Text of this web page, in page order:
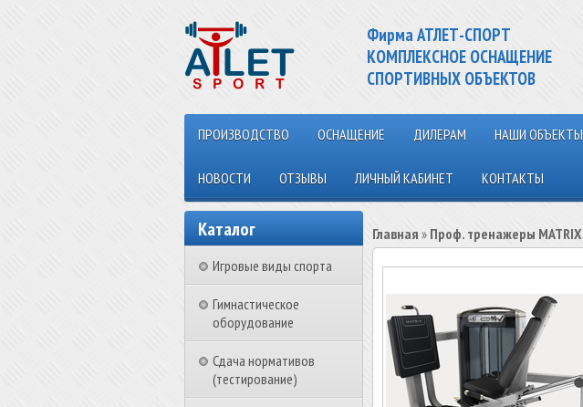
Фирма АТЛЕТ-СПОРТ
КОМПЛЕКСНОЕ ОСНАЩЕНИЕ
СПОРТИВНЫХ ОБЪЕКТОВ
ПРОИЗВОДСТВО ОСНАЩЕНИЕ ДИЛЕРАМ НАШИ ОБЪЕКТЫ
НОВОСТИ ОТЗЫВЫ ЛИЧНЫЙ КАБИНЕТ КОНТАКТЫ
Каталог
Игровые виды спорта
Гимнастическое
оборудование
Сдача нормативов
(тестирование)
Главная » Проф. тренажеры MATRIX